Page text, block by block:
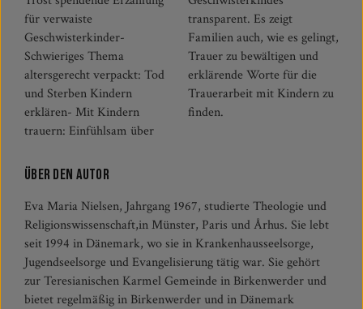
für verwaiste
Geschwisterkinder-
Schwieriges Thema
altersgerecht verpackt: Tod
und Sterben Kindern
erklären- Mit Kindern
trauern: Einfühlsam über
transparent. Es zeigt
Familien auch, wie es gelingt,
Trauer zu bewältigen und
erklärende Worte für die
Trauerarbeit mit Kindern zu
finden.
Über den Autor
Eva Maria Nielsen, Jahrgang 1967, studierte Theologie und
Religionswissenschaft,in Münster, Paris und Århus. Sie lebt
seit 1994 in Dänemark, wo sie in Krankenhausseelsorge,
Jugendseelsorge und Evangelisierung tätig war. Sie gehört
zur Teresianischen Karmel Gemeinde in Birkenwerder und
bietet regelmäßig in Birkenwerder und in Dänemark